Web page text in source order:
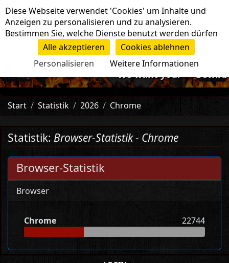
Navigation
-=>We want you!<=- Bewirb
Start Statistik 2026 Chrome
Statistik: Browser-Statistik - Chrome
Browser-Statistik
Browser
Chrome 22744
Cookie-Einstellungen
Diese Webseite verwendet 'Cookies' um Inhalte und
Anzeigen zu personalisieren und zu analysieren.
Bestimmen Sie, welche Dienste benutzt werden dürfen
Alle akzeptieren
Cookies ablehnen
Personalisieren
Weitere Informationen